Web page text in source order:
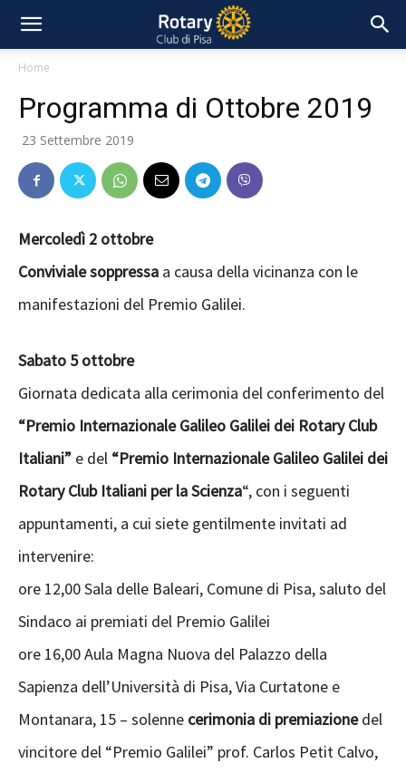
Home
Programma di Ottobre 2019
23 Settembre 2019
Mercoledì 2 ottobre
Conviviale soppressa a causa della vicinanza con le
manifestazioni del Premio Galilei.
Sabato 5 ottobre
Giornata dedicata alla cerimonia del conferimento del
“Premio Internazionale Galileo Galilei dei Rotary Club
Italiani” e del “Premio Internazionale Galileo Galilei dei
Rotary Club Italiani per la Scienza“, con i seguenti
appuntamenti, a cui siete gentilmente invitati ad
intervenire:
ore 12,00 Sala delle Baleari, Comune di Pisa, saluto del
Sindaco ai premiati del Premio Galilei
ore 16,00 Aula Magna Nuova del Palazzo della
Sapienza dell’Università di Pisa, Via Curtatone e
Montanara, 15 – solenne cerimonia di premiazionedel
vincitore del “Premio Galilei” prof. Carlos Petit Calvo,